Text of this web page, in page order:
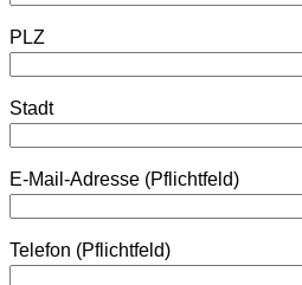
PLZ
Stadt
E-Mail-Adresse (Pflichtfeld)
Telefon (Pflichtfeld)